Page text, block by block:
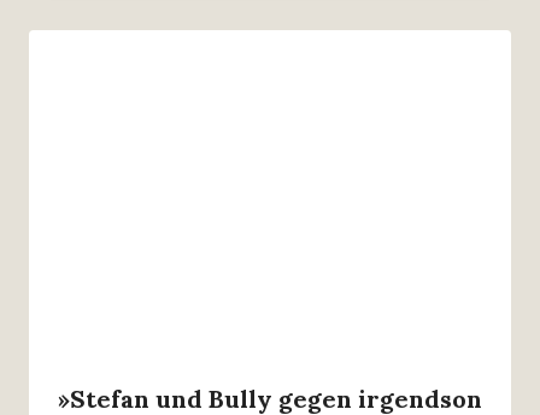
»Stefan und Bully gegen irgendson